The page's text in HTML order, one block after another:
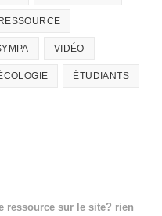
VIDÉO
ÉTUDIANTS
ressource sur le site? rien